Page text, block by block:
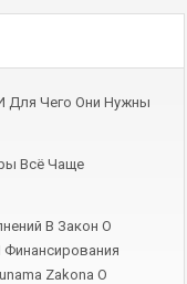
Для Чего Они Нужны
Всё Чаще
В Закон О
Zakona O